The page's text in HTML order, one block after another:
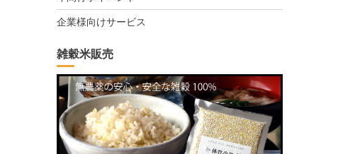
企業様向けサービス
雑穀米販売